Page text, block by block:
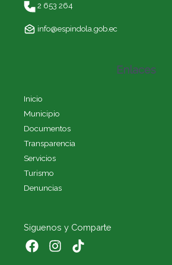
2 653 264
info@espindola.gob.ec
Enlaces
Inicio
Municipio
Documentos
Transparencia
Servicios
Turismo
Denuncias
Siguenos y Comparte